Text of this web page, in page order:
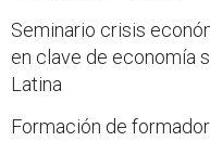
Seminario crisis
en clave de economía
Latina
Formación de